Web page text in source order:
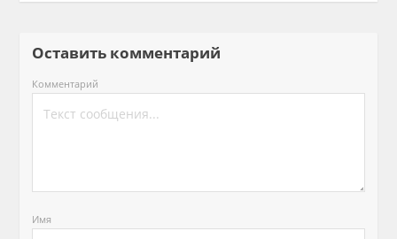
Оставить комментарий
Комментарий
Имя